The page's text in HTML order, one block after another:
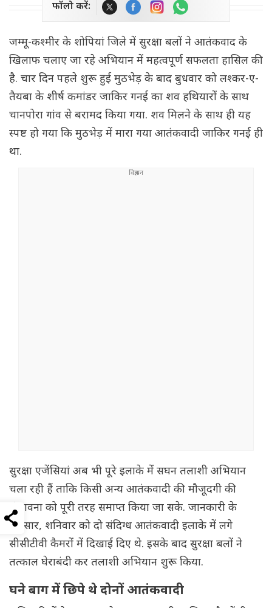
फॉलो करें:
जम्मू-कश्मीर के शोपियां जिले में सुरक्षा बलों ने आतंकवाद के
खिलाफ चलाए जा रहे अभियान में महत्वपूर्ण सफलता हासिल की
है. चार दिन पहले शुरू हुई मुठभेड़ के बाद बुधवार को लश्कर-ए-
तैयबा के शीर्ष कमांडर जाकिर गनई का शव हथियारों के साथ
चानपोरा गांव से बरामद किया गया. शव मिलने के साथ ही यह
स्पष्ट हो गया कि मुठभेड़ में मारा गया आतंकवादी जाकिर गनई ही
था.
सुरक्षा एजेंसियां अब भी पूरे इलाके में सघन तलाशी अभियान
चला रही हैं ताकि किसी अन्य आतंकवादी की मौजूदगी की
संभावना को पूरी तरह समाप्त किया जा सके. जानकारी के
अनुसार, शनिवार को दो संदिग्ध आतंकवादी इलाके में लगे
सीसीटीवी कैमरों में दिखाई दिए थे. इसके बाद सुरक्षा बलों ने
तत्काल घेराबंदी कर तलाशी अभियान शुरू किया.
घने बाग में छिपे थे दोनों आतंकवादी